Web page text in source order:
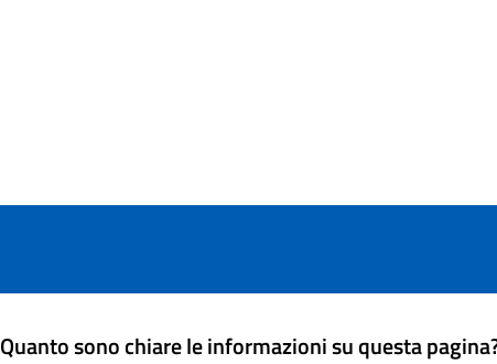
Quanto sono chiare le informazioni su questa